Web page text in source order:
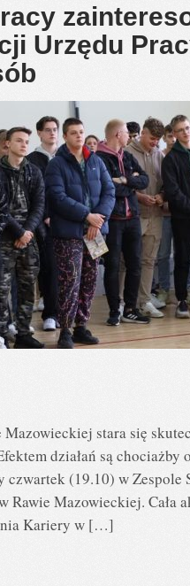
Urzędu
stara się
działań są
czwartek (19.10) w Zespole
Mazowieckiej. Cała
Kariery w […]